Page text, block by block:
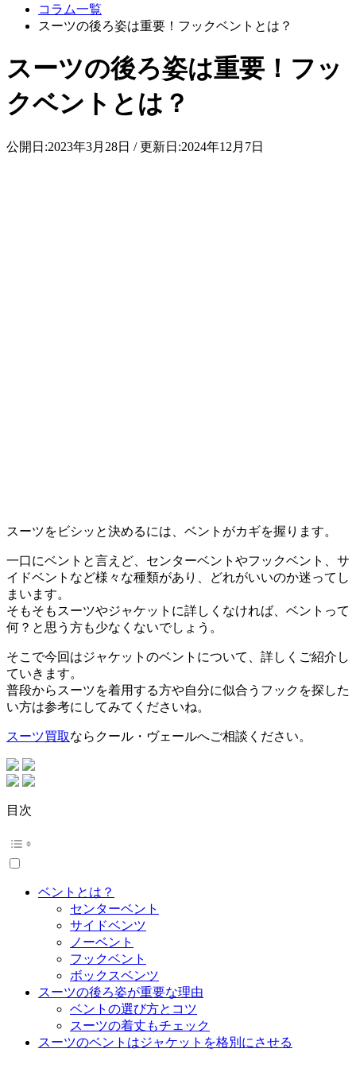
コラム一覧
スーツの後ろ姿は重要！フックベントとは？
スーツの後ろ姿は重要！フッ
クベントとは？
公開日:2023年3月28日 / 更新日:2024年12月7日
スーツをビシッと決めるには、ベントがカギを握ります。
一口にベントと言えど、センターベントやフックベント、サ
イドベントなど様々な種類があり、どれがいいのか迷ってし
まいます。
そもそもスーツやジャケットに詳しくなければ、ベントって
何？と思う方も少なくないでしょう。
そこで今回はジャケットのベントについて、詳しくご紹介し
ていきます。
普段からスーツを着用する方や自分に似合うフックを探した
い方は参考にしてみてくださいね。
スーツ買取ならクール・ヴェールへご相談ください。
目次
ベントとは？
センターベント
サイドベンツ
ノーベント
フックベント
ボックスベンツ
スーツの後ろ姿が重要な理由
ベントの選び方とコツ
スーツの着丈もチェック
スーツのベントはジャケットを格別にさせる